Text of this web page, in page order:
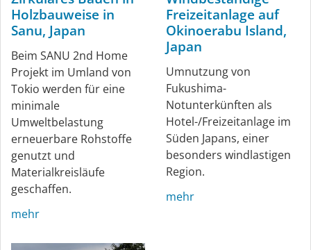
Holzbauweise in
Sanu, Japan
Beim SANU 2nd Home
Projekt im Umland von
Tokio werden für eine
minimale
Umweltbelastung
erneuerbare Rohstoffe
genutzt und
Materialkreisläufe
geschaffen.
mehr
Freizeitanlage auf
Okinoerabu Island,
Japan
Umnutzung von
Fukushima-
Notunterkünften als
Hotel-/Freizeitanlage im
Süden Japans, einer
besonders windlastigen
Region.
mehr